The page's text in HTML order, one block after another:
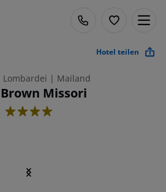
Hotel teilen
| Mailand
Missori
4